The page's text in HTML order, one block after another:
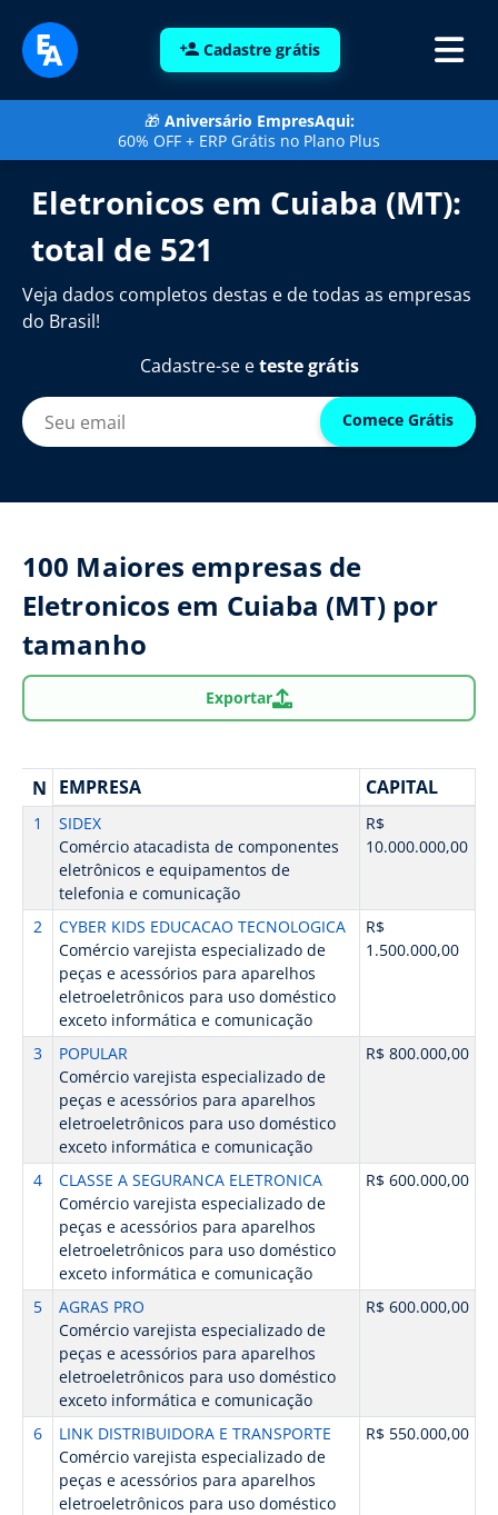
Cadastre grátis
🎁 Aniversário EmpresAqui:
60% OFF + ERP Grátis no Plano Plus
Eletronicos em Cuiaba (MT):
total de 521
Veja dados completos destas e de todas as empresas
do Brasil!
Cadastre-se eteste grátis
Comece Grátis
100 Maiores empresas de
Eletronicos em Cuiaba (MT) por
tamanho
Exportar
N EMPRESA CAPITAL
1
SIDEX
Comércio atacadista de componentes
eletrônicos e equipamentos de
telefonia e comunicação
R$
10.000.000,00
2
CYBER KIDS EDUCACAO TECNOLOGICA
Comércio varejista especializado de
peças e acessórios para aparelhos
eletroeletrônicos para uso doméstico
exceto informática e comunicação
R$
1.500.000,00
3
POPULAR
Comércio varejista especializado de
peças e acessórios para aparelhos
eletroeletrônicos para uso doméstico
exceto informática e comunicação
R$ 800.000,00
4
CLASSE A SEGURANCA ELETRONICA
Comércio varejista especializado de
peças e acessórios para aparelhos
eletroeletrônicos para uso doméstico
exceto informática e comunicação
R$ 600.000,00
5
AGRAS PRO
Comércio varejista especializado de
peças e acessórios para aparelhos
eletroeletrônicos para uso doméstico
exceto informática e comunicação
R$ 600.000,00
6
LINK DISTRIBUIDORA E TRANSPORTE
Comércio varejista especializado de
peças e acessórios para aparelhos
eletroeletrônicos para uso doméstico
R$ 550.000,00